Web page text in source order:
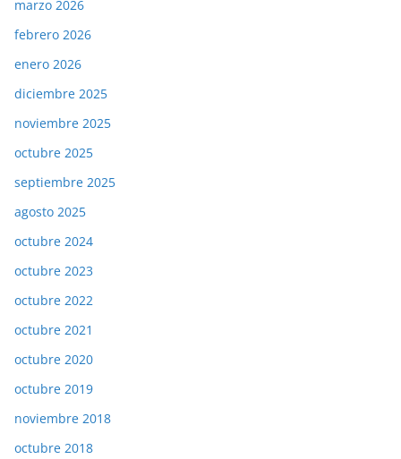
marzo 2026
febrero 2026
enero 2026
diciembre 2025
noviembre 2025
octubre 2025
septiembre 2025
agosto 2025
octubre 2024
octubre 2023
octubre 2022
octubre 2021
octubre 2020
octubre 2019
noviembre 2018
octubre 2018